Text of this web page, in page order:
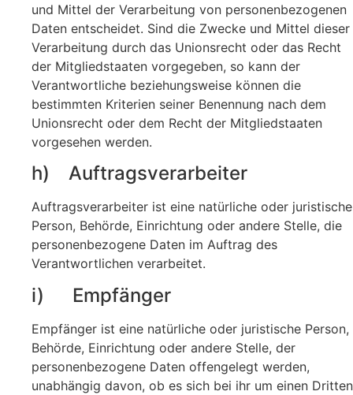
und Mittel der Verarbeitung von personenbezogenen
Daten entscheidet. Sind die Zwecke und Mittel dieser
Verarbeitung durch das Unionsrecht oder das Recht
der Mitgliedstaaten vorgegeben, so kann der
Verantwortliche beziehungsweise können die
bestimmten Kriterien seiner Benennung nach dem
Unionsrecht oder dem Recht der Mitgliedstaaten
vorgesehen werden.
h) Auftragsverarbeiter
Auftragsverarbeiter ist eine natürliche oder juristische
Person, Behörde, Einrichtung oder andere Stelle, die
personenbezogene Daten im Auftrag des
Verantwortlichen verarbeitet.
i) Empfänger
Empfänger ist eine natürliche oder juristische Person,
Behörde, Einrichtung oder andere Stelle, der
personenbezogene Daten offengelegt werden,
unabhängig davon, ob es sich bei ihr um einen Dritten